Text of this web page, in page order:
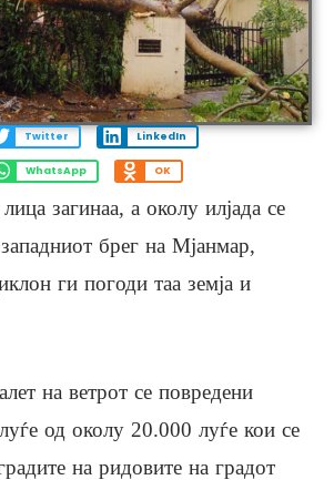
Twitter LinkedIn
WhatsApp OK
загинаа, а околу илјада се
брег на Мјанмар,
ги погоди таа земја и
на ветрот се повредени
од околу 20.000 луѓе кои се
на ридовите на градот